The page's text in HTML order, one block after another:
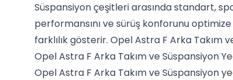
Süspansiyon çeşitleri arasında standart,
performansını ve sürüş konforunu
farklılık gösterir. Opel Astra F Arka Takım
Opel Astra F Arka Takım ve Süspansiyon
Opel Astra F Arka Takım ve Süspansiyon